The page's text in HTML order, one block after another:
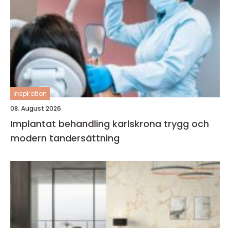
inspiration
08. August 2026
Implantat behandling karlskrona trygg och
modern tandersättning